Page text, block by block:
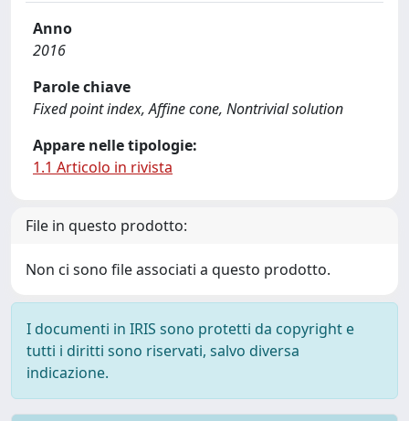
Anno
2016
Parole chiave
Fixed point index, Affine cone, Nontrivial solution
Appare nelle tipologie:
1.1 Articolo in rivista
File in questo prodotto:
Non ci sono file associati a questo prodotto.
I documenti in IRIS sono protetti da copyright e
tutti i diritti sono riservati, salvo diversa
indicazione.